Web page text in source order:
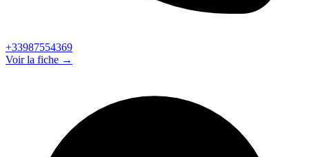
+33987554369
Voir la fiche →